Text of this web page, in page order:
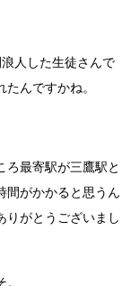
人した生徒さんで
んですかね。
ろ最寄駅が三鷹駅と
間がかかると思うん
りがとうございまし